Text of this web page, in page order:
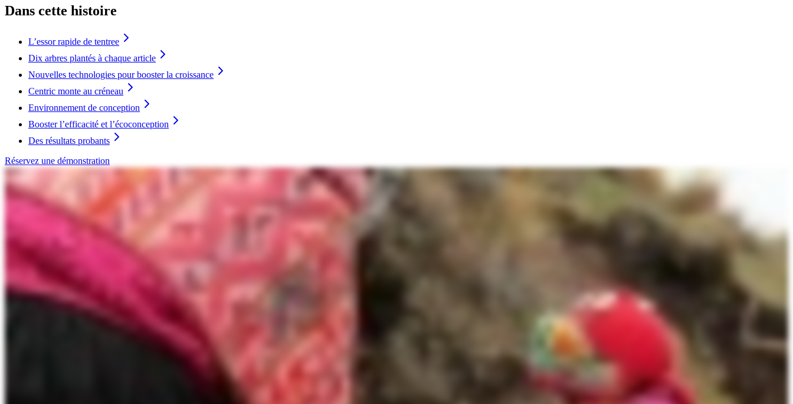
Dans cette histoire
L’essor rapide de tentree
Dix arbres plantés à chaque article
Nouvelles technologies pour booster la croissance
Centric monte au créneau
Environnement de conception
Booster l’efficacité et l’écoconception
Des résultats probants
Réservez une démonstration